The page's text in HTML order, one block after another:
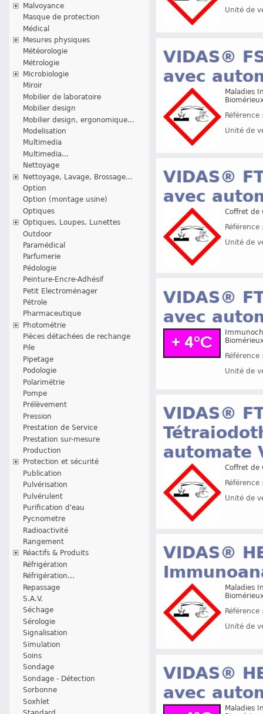
Malvoyance
Masque de protection
Médical
Mesures physiques
Météorologie
Métrologie
Microbiologie
Miroir
Mobilier de laboratoire
Mobilier design
Mobilier design, ergonomique...
Modelisation
Multimedia
Multimedia...
Nettoyage
Nettoyage, Lavage, Brossage...
Option
Option (montage usine)
Optiques
Optiques, Loupes, Lunettes
Outdoor
Paramédical
Parfumerie
Pédologie
Peinture-Encre-Adhésif
Petit Electroménager
Pétrole
Pharmaceutique
Photométrie
Pièces détachées de rechange
Pile
Pipetage
Podologie
Polarimétrie
Pompe
Prélèvement
Pression
Prestation de Service
Prestation sur-mesure
Production
Protection et sécurité
Publication
Pulvérisation
Pulvérulent
Purification d'eau
Pycnometre
Radioactivité
Rangement
Réactifs & Produits
Réfrigération
Réfrigération...
Repassage
S.A.V.
Séchage
Sérologie
Signalisation
Simulation
Soins
Sondage
Sondage - Détection
Sorbonne
Soxhlet
Unité de
VIDAS®
avec
Maladies
Unité de
VIDAS®
avec
Coffret
Unité de
VIDAS®
avec
Unité de
VIDAS®
automate
Coffret
Unité de
VIDAS®
Maladies
Unité de
VIDAS®
avec
Maladies